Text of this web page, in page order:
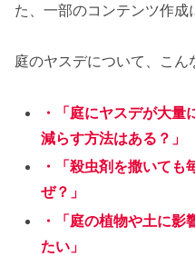
た、一部のコンテンツ作成
庭のヤスデについて、こん
・「庭にヤスデが大
減らす方法はある？」
・「殺虫剤を撒いて
ぜ？」
・「庭の植物や土に影
たい」